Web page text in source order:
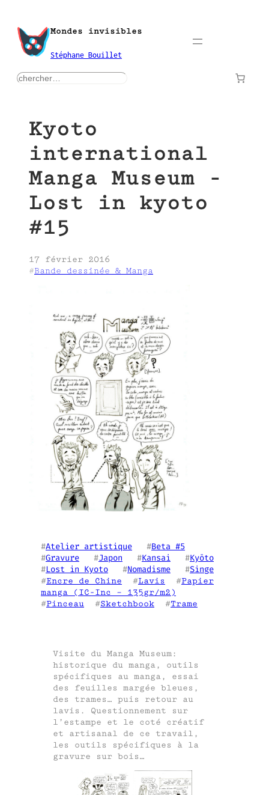
contenu
Mondes invisibles
Stéphane Bouillet
rechercher
Kyoto
international
Manga Museum -
Lost in kyoto
#15
17 février 2016
#Bande dessinée & Manga
#Atelier artistique
   #
Beta #5
#Gravure
   #
Japon
   #
Kansai
   #
Kyōto
#Lost in Kyoto
   #
Nomadisme
   #
Singe
#Encre de Chine
  #
Lavis
  #
Papier
manga (IC-Inc – 135gr/m2)
#Pinceau
  #
Sketchbook
  #
Trame
Visite du Manga Museum:
historique du manga, outils
spécifiques au manga, essai
des feuilles margée bleues,
des trames… puis retour au
lavis. Questionnement sur
l’estampe et le coté créatif
et artisanal de ce travail,
les outils spécifiques à la
gravure sur bois…